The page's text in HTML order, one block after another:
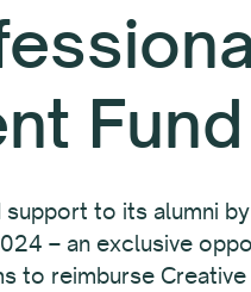
Fund
to its alumni
– an exclusive
to reimburse